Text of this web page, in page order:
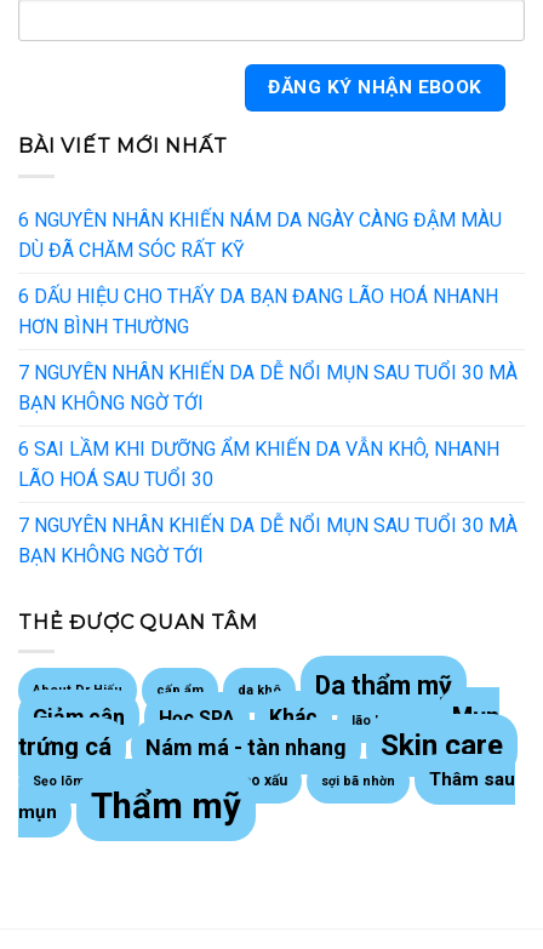
BÀI VIẾT MỚI NHẤT
6 NGUYÊN NHÂN KHIẾN NÁM DA NGÀY CÀNG ĐẬM MÀU
DÙ ĐÃ CHĂM SÓC RẤT KỸ
6 DẤU HIỆU CHO THẤY DA BẠN ĐANG LÃO HOÁ NHANH
HƠN BÌNH THƯỜNG
7 NGUYÊN NHÂN KHIẾN DA DỄ NỔI MỤN SAU TUỔI 30 MÀ
BẠN KHÔNG NGỜ TỚI
6 SAI LẦM KHI DƯỠNG ẨM KHIẾN DA VẪN KHÔ, NHANH
LÃO HOÁ SAU TUỔI 30
7 NGUYÊN NHÂN KHIẾN DA DỄ NỔI MỤN SAU TUỔI 30 MÀ
BẠN KHÔNG NGỜ TỚI
THẺ ĐƯỢC QUAN TÂM
About Dr Hiếu cấp ẩm da khô Da thẩm mỹ
Giảm cân Học SPA Khác lão hoá da
Mụn
trứng cá
Nám má - tàn nhang Skin care
Sẹo lõm trứng cá Sẹo lồi - sẹo xấu sợi bã nhờn
Thâm sau
mụn
Thẩm mỹ